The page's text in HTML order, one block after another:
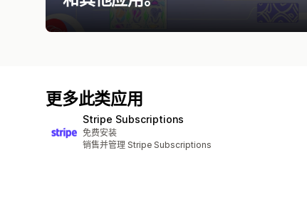
更多此类应用
Stripe Subscriptions
免费安装
销售并管理 Stripe Subscriptions